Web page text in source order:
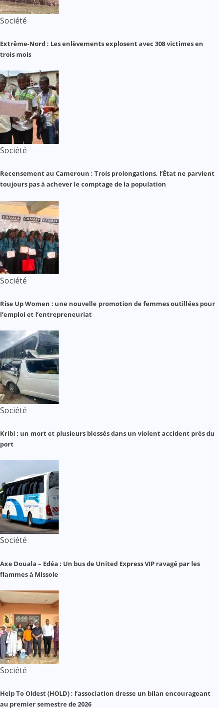
Société
Extrême-Nord : Les enlèvements explosent avec 308 victimes en
trois mois
Société
Recensement au Cameroun : Trois prolongations, l’État ne parvient
toujours pas à achever le comptage de la population
Société
Rise Up Women : une nouvelle promotion de femmes outillées pour
l’emploi et l’entrepreneuriat
Société
Kribi : un mort et plusieurs blessés dans un violent accident près du
port
Société
Axe Douala – Edéa : Un bus de United Express VIP ravagé par les
flammes à Missole
Société
Help To Oldest (HOLD) : l’association dresse un bilan encourageant
au premier semestre de 2026